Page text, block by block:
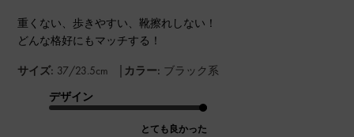
重くない、歩きやすい、靴擦れしない！
どんな格好にもマッチする！
サイズ: 37/23.5cm | カラー: ブラック系
デザイン
とても良かった